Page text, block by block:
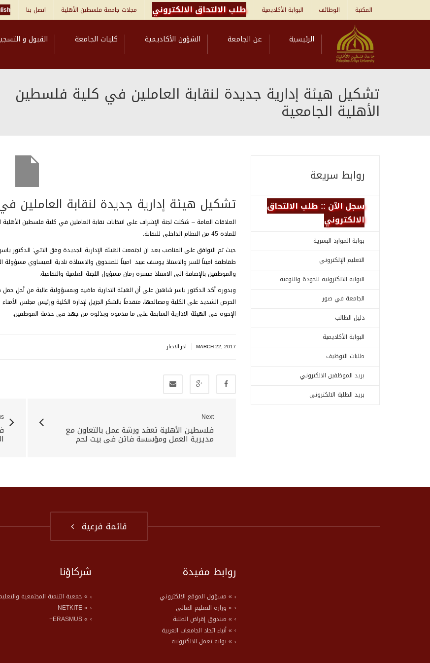
المكتبة الوظائف البوابة الأكاديمية طلب الالتحاق الالكتروني مجلات جامعة فلسطين الأهلية اتصل بنا
الرئيسية عن الجامعة الشؤون الأكاديمية كليات الجامعة القبول و
تشكيل هيئة إدارية جديدة لنقابة العاملين في كلية فلسطين
الأهلية الجامعية
تشكيل هيئة إدارية جديدة لنقابة العاملين
العلاقات العامة – شكلت لجنة الإشراف على انتخابات نقابة العاملين في كلية فلسطين
للمادة 45 من النظام الداخلي للنقابة.
حيث تم التوافق على المناصب بعد ان اجتمعت الهيئة الإدارية الجديدة وفق الاتي: الدكتور
طقاطقة اميناً للسر والاستاذ يوسف عبيد اميناً للصندوق والاستاذة نادية العيساوي مسؤولة
والموظفين بالإضافة الى الاستاذ ميسرة رمان مسؤول اللجنة العلمية والثقافية.
وبدوره أكد الدكتور ياسر شاهين على أن الهيئة الادارية ماضية وبمسؤولية عالية من أجل
الحرص الشديد على الكلية ومصالحها، متقدماً بالشكر الجزيل لإدارة الكلية ورئيس مجلس
الإخوة في الهيئة الادارية السابقة على ما قدموه وبذلوه من جهد في خدمة الموظفين.
MARCH 22, 2017 اخر الاخبار
Next
فلسطين الأهلية تعقد ورشة عمل بالتعاون مع
مديرية العمل ومؤسسة فاتن في بيت لحم
روابط سريعة
سجل الآن :: طلب الالتحاق
الالكتروني
بوابة الموارد البشرية
التعليم الإلكتروني
البوابة الالكترونية للجودة والنوعية
الجامعة في صور
دليل الطالب
البوابة الأكاديمية
طلبات التوظيف
بريد الموظفين الالكتروني
بريد الطلبة الالكتروني
قائمة فرعية
شركاؤنا
» جمعية التنمية المجتمعية
» NETKITE
» ERASMUS+
روابط مفيدة
» مسؤول الموقع الالكتروني
» وزارة التعليم العالي
» صندوق إقراض الطلبة
» أنباء اتحاد الجامعات العربية
» بوابة تعمل الالكترونية